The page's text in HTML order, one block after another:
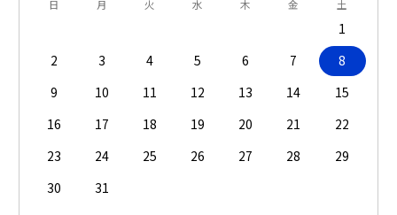
日 月 火 水 木 金 土
1
2
3 4 5 6 7
8
9
10 11 12 13 14
15
16
17 18 19 20 21
22
23
24 25 26 27 28
29
30
31